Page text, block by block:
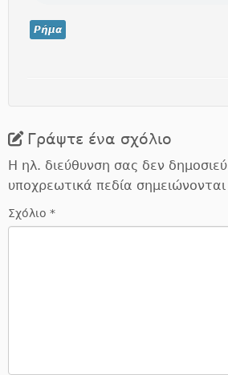
Ρήμα
Γράψτε ένα σχόλιο
Η ηλ. διεύθυνση σας δεν
υποχρεωτικά πεδία
Σχόλιο *